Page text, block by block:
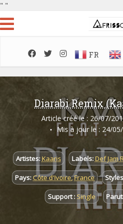
" "
FR
Diarabi Remix
Article créé le : 26/07/
Mis à jour le : 24/
Artistes:Kaaris Labels:Def Jam
Pays: Côte d'Ivoire,France
Support : Single